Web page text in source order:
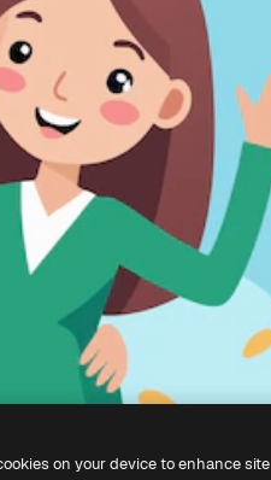
on your device to enhance site